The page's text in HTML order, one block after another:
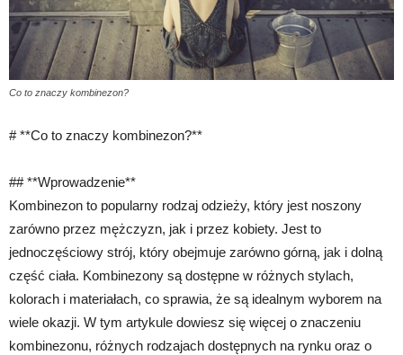
Co to znaczy kombinezon?
# **Co to znaczy kombinezon?**
## **Wprowadzenie**
Kombinezon to popularny rodzaj odzieży, który jest noszony
zarówno przez mężczyzn, jak i przez kobiety. Jest to
jednoczęściowy strój, który obejmuje zarówno górną, jak i dolną
część ciała. Kombinezony są dostępne w różnych stylach,
kolorach i materiałach, co sprawia, że są idealnym wyborem na
wiele okazji. W tym artykule dowiesz się więcej o znaczeniu
kombinezonu, różnych rodzajach dostępnych na rynku oraz o